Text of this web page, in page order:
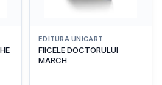
EDITURA UNICART
FIICELE DOCTORULUI
MARCH